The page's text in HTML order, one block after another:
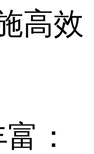
高效
：